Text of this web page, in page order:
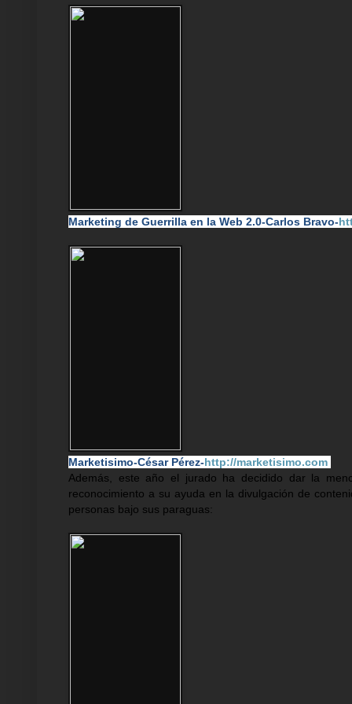
Marketing de Guerrilla en la Web 2.0-Carlos Bravo-
Marketisimo-César Pérez-http://marketisimo.com
Además, este año el jurado ha decidido dar la
reconocimiento a su ayuda en la divulgación de
personas bajo sus paraguas: